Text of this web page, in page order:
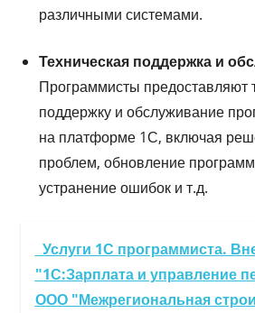
различными системами.
Техническая поддержка и
Программисты предоставляют
поддержку и обслуживание
на платформе 1С, включая
проблем, обновление
устранение ошибок и т.д.
Услуги 1С программиста.
"1С:Зарплата и управление
ООО "Межрегиональная